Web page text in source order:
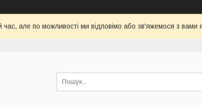
але по можливості ми відповімо або зв'яжемося з